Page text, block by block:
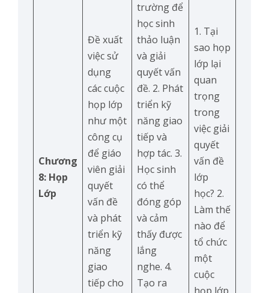
Chương
8: Họp
Lớp
Đề xuất
việc sử
dụng
các cuộc
họp lớp
như một
công cụ
để giáo
viên giải
quyết
vấn đề
và phát
triển kỹ
năng
giao
tiếp cho
trường để
học sinh
thảo luận
và giải
quyết vấn
đề. 2. Phát
triển kỹ
năng giao
tiếp và
hợp tác. 3.
Học sinh
có thể
đóng góp
và cảm
thấy được
lắng
nghe. 4.
Tạo ra
1. Tại
sao họp
lớp lại
quan
trọng
trong
việc giải
quyết
vấn đề
lớp
học? 2.
Làm thế
nào để
tổ chức
một
cuộc